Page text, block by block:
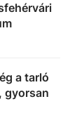
a tarló
gyorsan